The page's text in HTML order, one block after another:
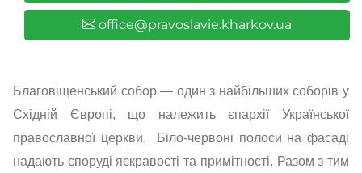
office@pravoslavie.kharkov.ua
Благовіщенський собор — один з найбільших соборів у
Східній Європі, що належить єпархії Української
православної церкви. Біло-червоні полоси на фасаді
надають споруді яскравості та примітності. Разом з тим